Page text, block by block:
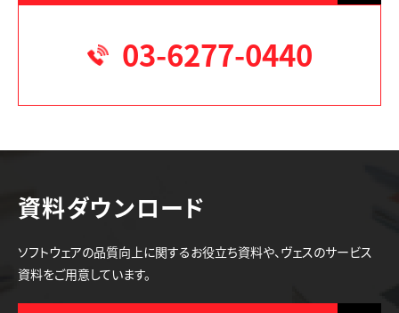
03-6277-0440
資料ダウンロード
ソフトウェアの品質向上に関するお役立ち資料や、ヴェスのサービス
資料をご用意しています。